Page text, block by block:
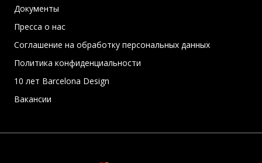
Документы
Пресса о нас
Соглашение на обработку персональных данных
Политика конфиденциальности
10 лет Barcelona Design
Вакансии